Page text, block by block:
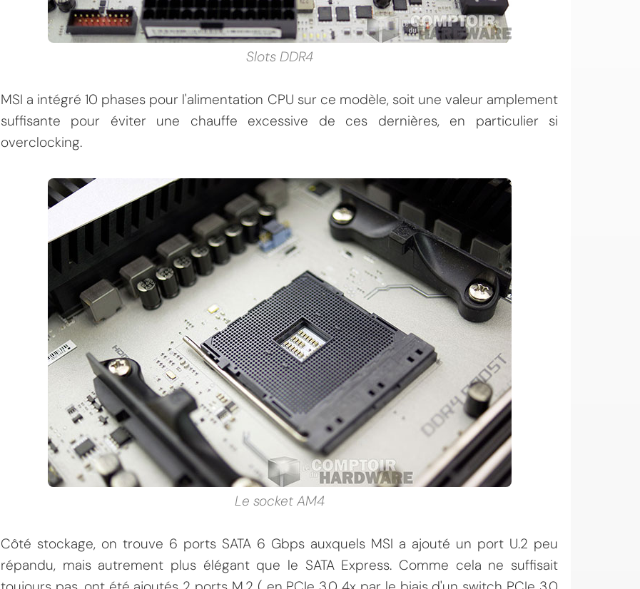
Slots DDR4
MSI a intégré 10 phases pour l'alimentation CPU sur ce modèle, soit une valeur amplement
suffisante pour éviter une chauffe excessive de ces dernières, en particulier si
overclocking.
Le socket AM4
Côté stockage, on trouve 6 ports SATA 6 Gbps auxquels MSI a ajouté un port U.2 peu
répandu, mais autrement plus élégant que le SATA Express. Comme cela ne suffisait